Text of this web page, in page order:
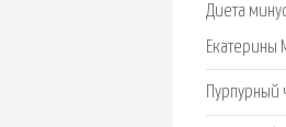
Диета
Екатерины